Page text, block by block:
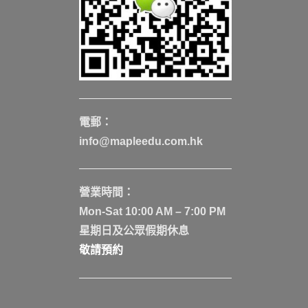
電郵：
info@mapleedu.com.hk
營業時間：
Mon-Sat 10:00 AM – 7:00 PM
星期日及公眾假期休息
敬請預約